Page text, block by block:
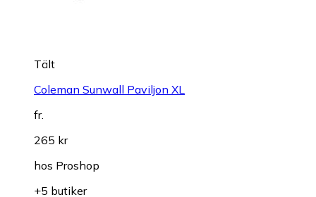
Tält
Coleman Sunwall Paviljon XL
fr.
265 kr
hos Proshop
+5 butiker